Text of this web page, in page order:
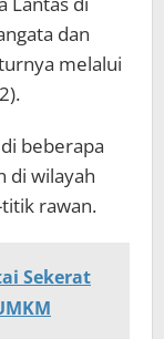
dan
melalui
beberapa
di wilayah
rawan.
Sekerat